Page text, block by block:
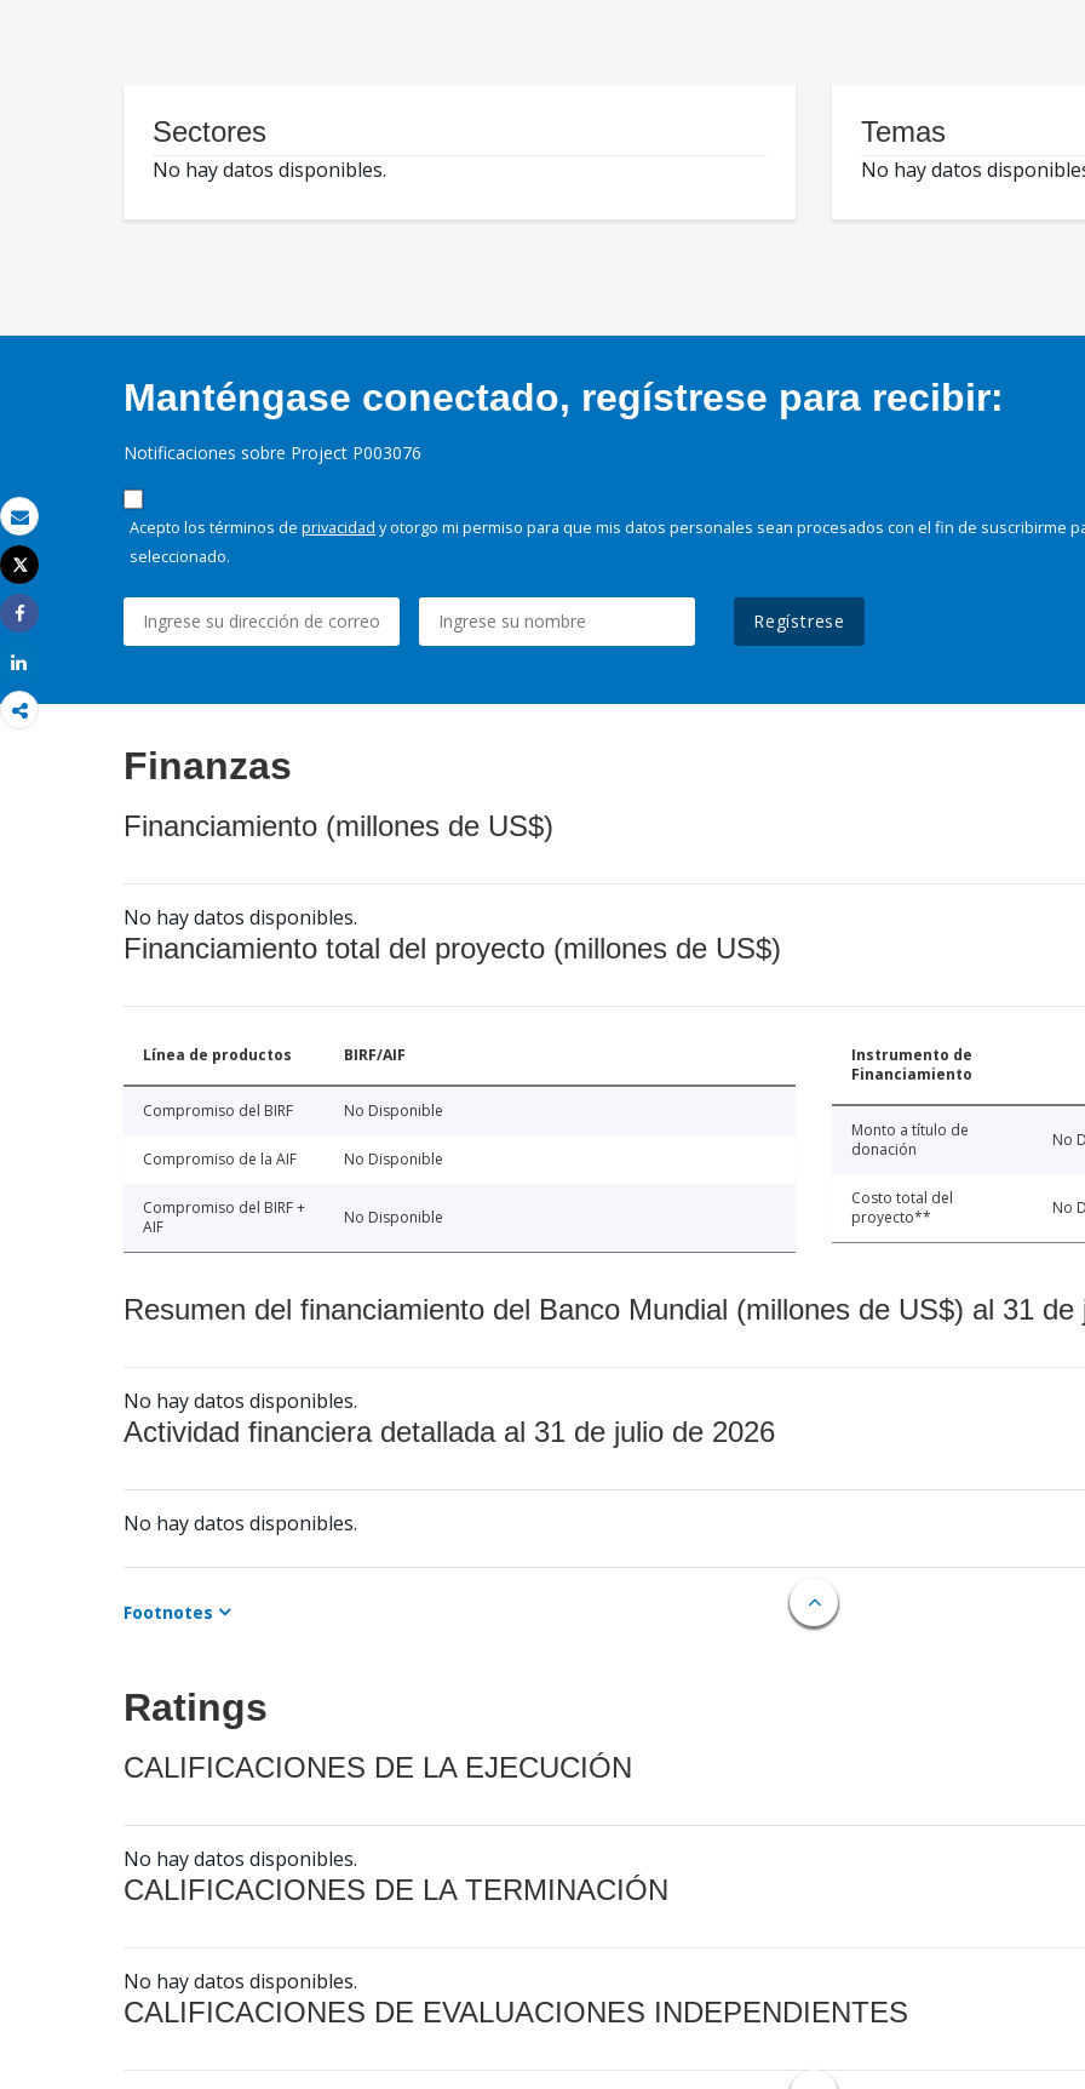
Correo electrónico
Imprimir
Tweet
Share
Sectores
No hay datos disponibles.
Temas
No hay datos
Manténgase conectado, regístrese para recibir:
Notificaciones sobre Project P003076
Acepto los términos de privacidad y otorgo mi permiso para que mis datos personales sean procesados con el fin de suscribirme
seleccionado.
Regístrese
Finanzas
Financiamiento (millones de US$)
No hay datos disponibles.
Financiamiento total del proyecto (millones de US$)
Línea de productos BIRF/AIF
Compromiso del BIRF No Disponible
Compromiso de la AIF No Disponible
Compromiso del BIRF +
AIF
No Disponible
Instrumento de
Financiamiento
Monto a título de
donación
No
Costo total del
proyecto**
No
Resumen del financiamiento del Banco Mundial (millones de US$) al 31 de
No hay datos disponibles.
Actividad financiera detallada al 31 de julio de 2026
No hay datos disponibles.
Footnotes
Ratings
CALIFICACIONES DE LA EJECUCIÓN
No hay datos disponibles.
CALIFICACIONES DE LA TERMINACIÓN
No hay datos disponibles.
CALIFICACIONES DE EVALUACIONES INDEPENDIENTES